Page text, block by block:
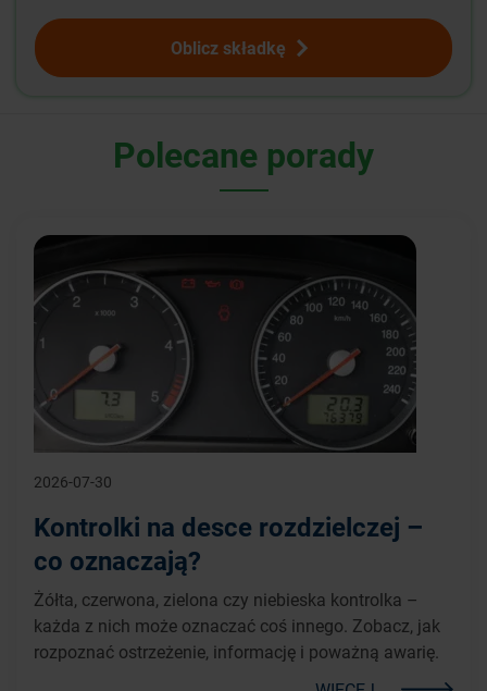
Oblicz składkę
Polecane porady
2026-07-30
Kontrolki na desce rozdzielczej –
co oznaczają?
Żółta, czerwona, zielona czy niebieska kontrolka –
każda z nich może oznaczać coś innego. Zobacz, jak
rozpoznać ostrzeżenie, informację i poważną awarię.